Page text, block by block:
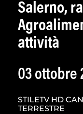
Salerno,
attività
03 ottobre
STILETV HD
TERRESTRE